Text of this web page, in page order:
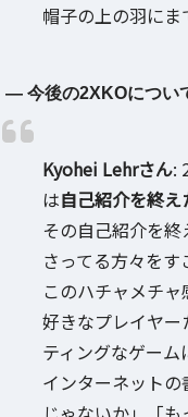
帽子の上の羽に
― 今後の2XKOについ
Kyohei Lehrさん:
は自己紹介を終え
その自己紹介を
さってる方々をす
このハチャメチ
好きなプレイヤ
ティングなゲーム
インターネット